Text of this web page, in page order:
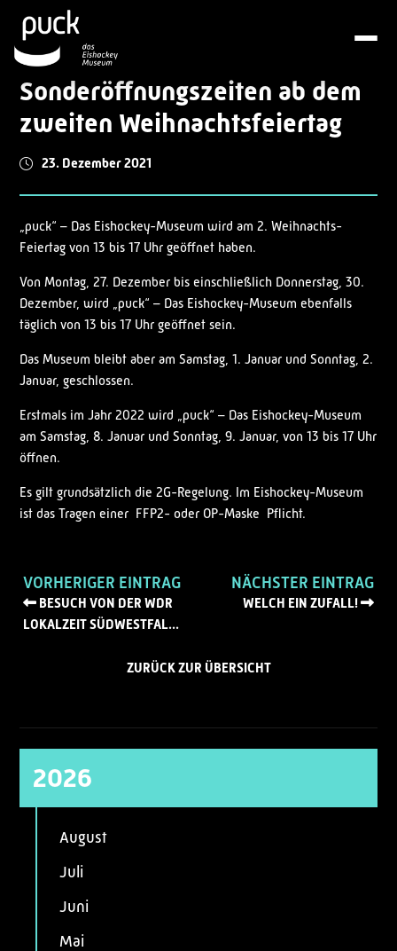
Sonderöffnungszeiten ab dem
zweiten Weihnachtsfeiertag
23. Dezember 2021
„puck“ – Das Eishockey-Museum wird am 2. Weihnachts-
Feiertag von 13 bis 17 Uhr geöffnet haben.
Von Montag, 27. Dezember bis einschließlich Donnerstag, 30.
Dezember, wird „puck“ – Das Eishockey-Museum ebenfalls
täglich von 13 bis 17 Uhr geöffnet sein.
Das Museum bleibt aber am Samstag, 1. Januar und Sonntag, 2.
Januar, geschlossen.
Erstmals im Jahr 2022 wird „puck“ – Das Eishockey-Museum
am Samstag, 8. Januar und Sonntag, 9. Januar, von 13 bis 17 Uhr
öffnen.
Es gilt grundsätzlich die 2G-Regelung. Im Eishockey-Museum
ist das Tragen einer FFP2- oder OP-Maske Pflicht.
VORHERIGER EINTRAG
BESUCH VON DER WDR
LOKALZEIT SÜDWESTFAL...
NÄCHSTER EINTRAG
WELCH EIN ZUFALL!
ZURÜCK ZUR ÜBERSICHT
2026
August
Juli
Juni
Mai